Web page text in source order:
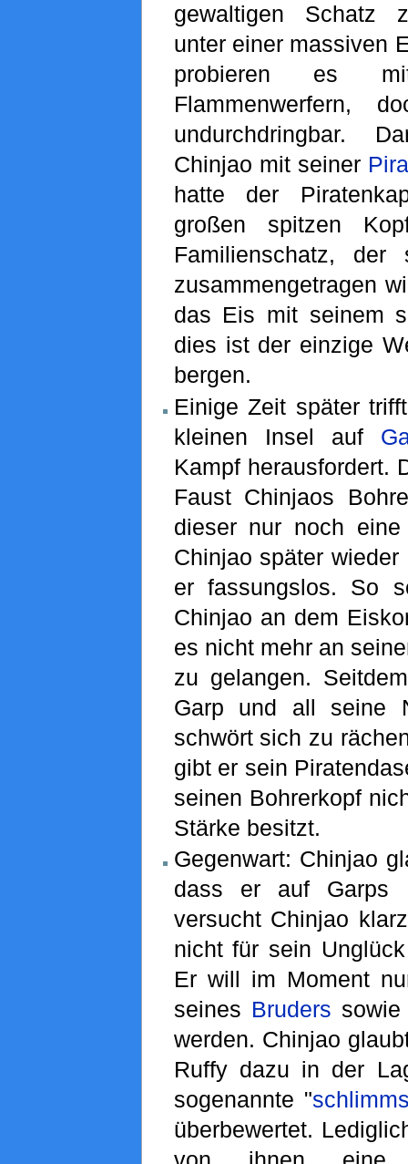
gewaltigen Schatz
unter einer massiven
probieren es
Flammenwerfern,
undurchdringbar.
Chinjao mit seiner
hatte der
großen spitzen
Familienschatz, der
zusammengetragen
das Eis mit seinem
dies ist der einzige
bergen.
Einige Zeit später
kleinen Insel auf
Kampf herausfordert.
Faust Chinjaos
dieser nur noch
Chinjao später
er fassungslos. So
Chinjao an dem
es nicht mehr an
zu gelangen.
Garp und all seine
schwört sich zu
gibt er sein
seinen Bohrerkopf
Stärke besitzt.
Gegenwart: Chinjao
dass er auf Garps
versucht Chinjao
nicht für sein
Er will im Moment
seines Bruders
werden. Chinjao
Ruffy dazu in der
sogenannte "
überbewertet.